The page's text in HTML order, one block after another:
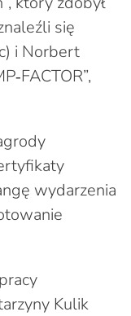
się
i Norbert
wydarzenia
Kulik